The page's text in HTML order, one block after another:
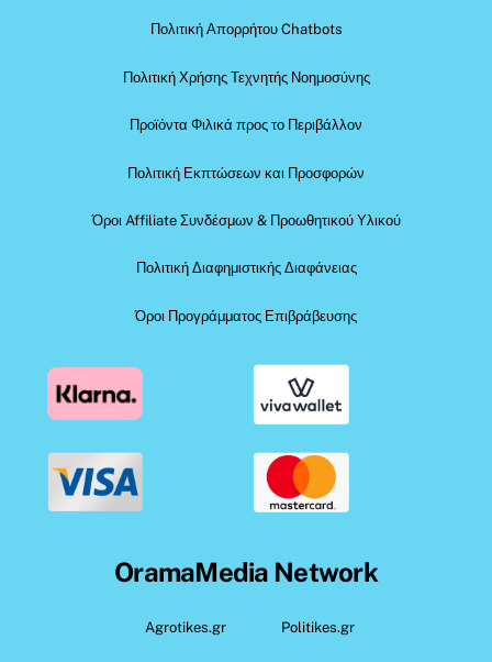
Πολιτική Απορρήτου Chatbots
Πολιτική Χρήσης Τεχνητής Νοημοσύνης
Προϊόντα Φιλικά προς το Περιβάλλον
Πολιτική Εκπτώσεων και Προσφορών
Όροι Affiliate Συνδέσμων & Προωθητικού Υλικού
Πολιτική Διαφημιστικής Διαφάνειας
Όροι Προγράμματος Επιβράβευσης
OramaMedia Network
Agrotikes.gr Politikes.gr